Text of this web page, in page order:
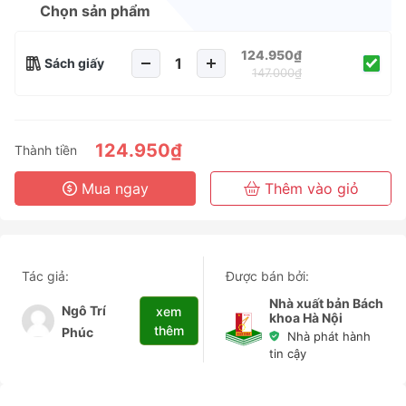
Chọn sản phẩm
Sách giấy
124.950₫
147.000₫
Thành tiền 124.950₫
Mua ngay Thêm vào giỏ
Tác giả:
Ngô Trí
Phúc
xem
thêm
Được bán bởi:
Nhà xuất bản Bách
khoa Hà Nội
Nhà phát hành
tin cậy